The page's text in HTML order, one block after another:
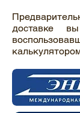
доставке